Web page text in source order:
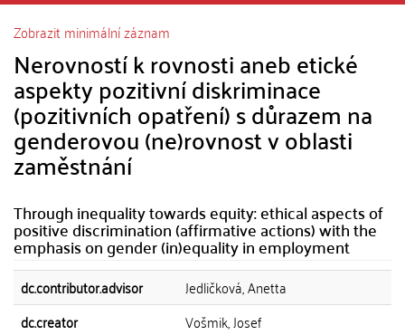
Zobrazit minimální záznam
Nerovností k rovnosti aneb etické
aspekty pozitivní diskriminace
(pozitivních opatření) s důrazem na
genderovou (ne)rovnost v oblasti
zaměstnání
Through inequality towards equity: ethical aspects of
positive discrimination (affirmative actions) with the
emphasis on gender (in)equality in employment
dc.contributor.advisor
Jedličková, Anetta
dc.creator
Vošmik, Josef